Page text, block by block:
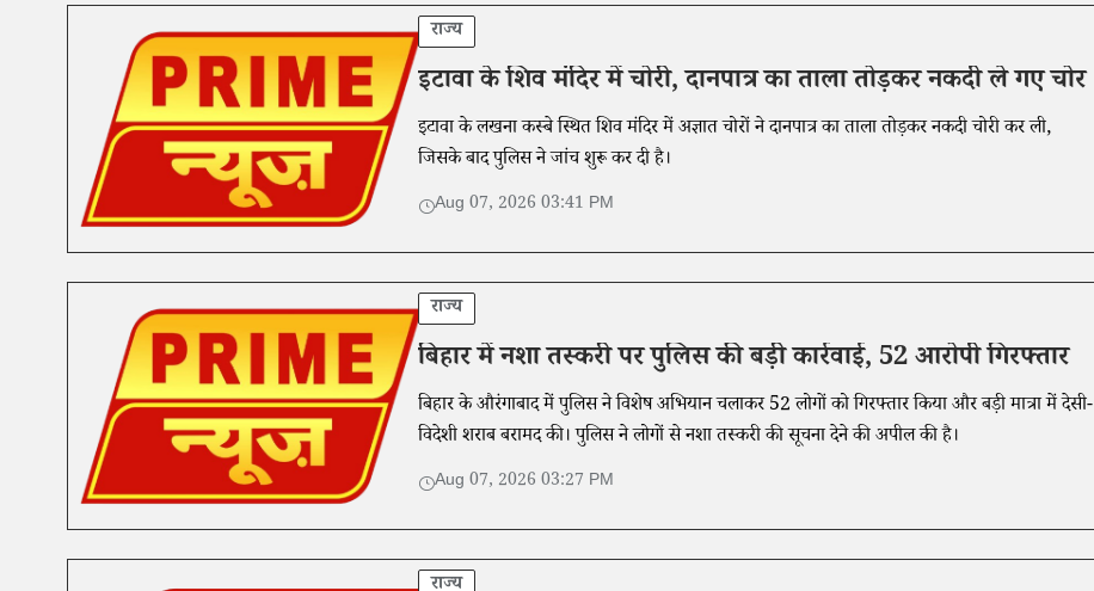
राज्य
इटावा के शिव मंदिर में चोरी, दानपात्र का ताला तोड़कर नकदी ले गए चोर
इटावा के लखना कस्बे स्थित शिव मंदिर में अज्ञात चोरों ने दानपात्र का ताला तोड़कर नकदी चोरी कर ली,
जिसके बाद पुलिस ने जांच शुरू कर दी है।
Aug 07, 2026 03:41 PM
राज्य
बिहार में नशा तस्करी पर पुलिस की बड़ी कार्रवाई, 52 आरोपी गिरफ्तार
बिहार के औरंगाबाद में पुलिस ने विशेष अभियान चलाकर 52 लोगों को गिरफ्तार किया और बड़ी मात्रा में देसी-
विदेशी शराब बरामद की। पुलिस ने लोगों से नशा तस्करी की सूचना देने की अपील की है।
Aug 07, 2026 03:27 PM